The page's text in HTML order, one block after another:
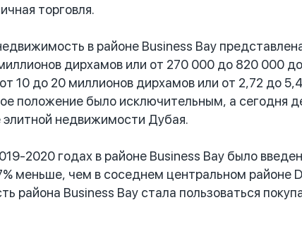
торговля.
в районе Business Bay
дирхамов или от 270 000 до 820 000
10 до 20 миллионов дирхамов или от 2,72 до
положение было исключительным, а сегодня
недвижимости Дубая.
2020 годах в районе Business Bay было
меньше, чем в соседнем центральном районе
района Business Bay стала пользоваться